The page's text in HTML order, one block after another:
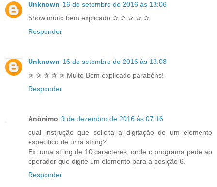
Unknown 16 de setembro de 2016 às 13:06
Show muito bem explicado ✰ ✰ ✰ ✰ ✰
Responder
Unknown 16 de setembro de 2016 às 13:08
✰ ✰ ✰ ✰ ✰ Muito Bem explicado parabéns!
Responder
Anônimo 9 de dezembro de 2016 às 07:16
qual instrução que solicita a digitação de um elemento
especifico de uma string?
Ex: uma string de 10 caracteres, onde o programa pede ao
operador que digite um elemento para a posição 6.
Responder